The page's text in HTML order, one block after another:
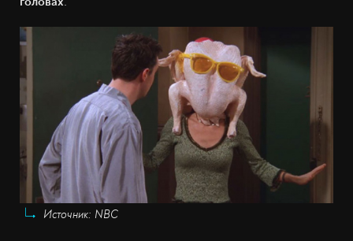
Источник: NBC